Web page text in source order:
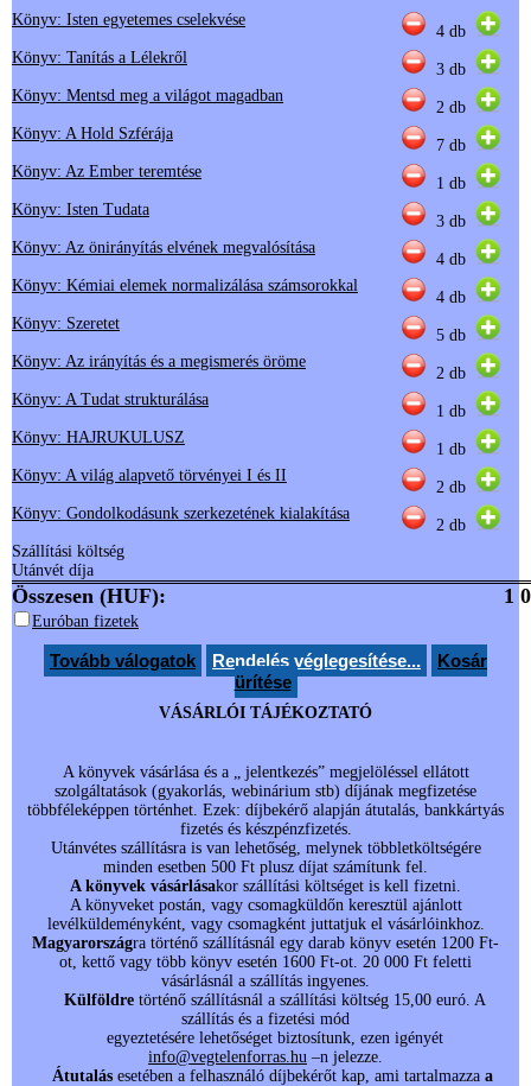
Könyv: Isten egyetemes cselekvése
4 db
Könyv: Tanítás a Lélekről
3 db
Könyv: Mentsd meg a világot magadban
2 db
Könyv: A Hold Szférája
7 db
Könyv: Az Ember teremtése
1 db
Könyv: Isten Tudata
3 db
Könyv: Az önirányítás elvének megvalósítása
4 db
Könyv: Kémiai elemek normalizálása számsorokkal
4 db
Könyv: Szeretet
5 db
Könyv: Az irányítás és a megismerés öröme
2 db
Könyv: A Tudat strukturálása
1 db
Könyv: HAJRUKULUSZ
1 db
Könyv: A világ alapvető törvényei I és II
2 db
Könyv: Gondolkodásunk szerkezetének kialakítása
2 db
Szállítási költség
Utánvét díja
Összesen (HUF): 1
Euróban fizetek
Tovább válogatok Rendelés véglegesítése...
Kosár
ürítése
VÁSÁRLÓI TÁJÉKOZTATÓ
A könyvek vásárlása és a „ jelentkezés” megjelöléssel ellátott
szolgáltatások (gyakorlás, webinárium stb) díjának megfizetése
többféleképpen történhet. Ezek: díjbekérő alapján átutalás, bankkártyás
fizetés és készpénzfizetés.
Utánvétes szállításra is van lehetőség, melynek többletköltségére
minden esetben 500 Ft plusz díjat számítunk fel.
A könyvek vásárlásakor szállítási költséget is kell fizetni.
A könyveket postán, vagy csomagküldőn keresztül ajánlott
levélküldeményként, vagy csomagként juttatjuk el vásárlóinkhoz.
Magyarországra történő szállításnál egy darab könyv esetén 1200 Ft-
ot, kettő vagy több könyv esetén 1600 Ft-ot. 20 000 Ft feletti
vásárlásnál a szállítás ingyenes.
Külföldre történő szállításnál a szállítási költség 15,00 euró. A
szállítás és a fizetési mód
egyeztetésére lehetőséget biztosítunk, ezen igényét
info@vegtelenforras.hu –n jelezze.
Átutalás esetében a felhasználó díjbekérőt kap, ami tartalmazza a